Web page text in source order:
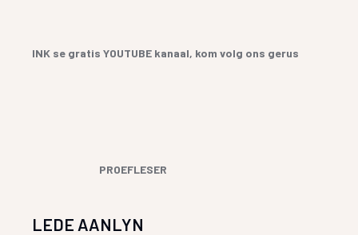
INK se gratis YOUTUBE kanaal, kom volg ons gerus
PROEFLESER
LEDE AANLYN